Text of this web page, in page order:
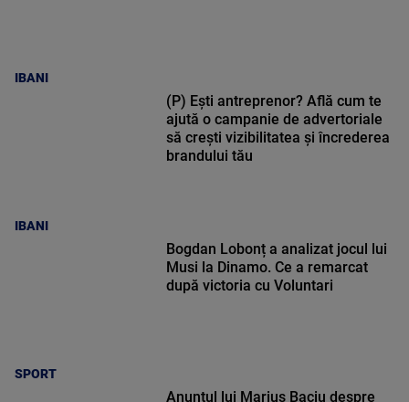
IBANI
IBANI
(P) Ești antreprenor? Află cum te
ajută o campanie de advertoriale
să crești vizibilitatea și încrederea
brandului tău
SPORT
Bogdan Lobonț a analizat jocul lui
Musi la Dinamo. Ce a remarcat
după victoria cu Voluntari
Anunțul lui Marius Baciu despre